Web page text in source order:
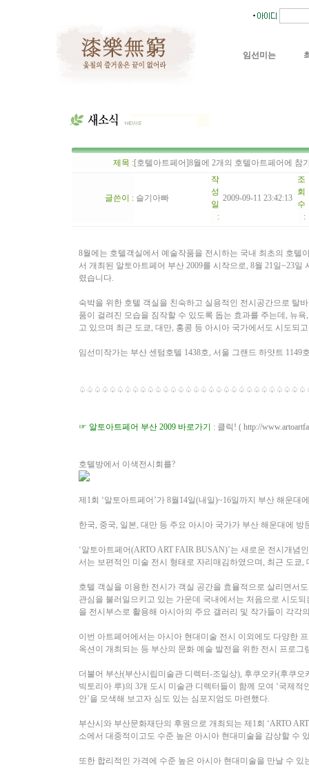
임선미는
제목 :[호텔아트페어]8월에 2개의 호텔아트페어에 참
글쓴이 : 슬기아빠
작
성
일
:
2009-09-11 23:42:13
조
회
수
:
8월에는 호텔객실에서 예술작품을 전시하는 국내 최초의 호텔
서 개최된 알토아트페어 부산 2009를 시작으로, 8월 21일~23
렸습니다.
숙박을 위한 호텔 객실을 친숙하고 실용적인 전시공간으로 탈
품이 걸려진 모습을 짐작할 수 있도록 돕는 효과를 주는데, 뉴
고 있으며 최근 도쿄, 대만, 홍콩 등 아시아 국가에서도 시도되
임선미작가는 부산 센텀호텔 1438호, 서울 그랜드 하얏트
☞ 알토아트페어 부산 2009 바로가기 : 클릭! ( http://
호텔방에서 이색전시회를?
제1회 ‘알토아트페어’가 8월14일(내일)~16일까지 부산 해운대
한국, 중국, 일본, 대만 등 주요 아시아 국가가 부산 해운대에
‘알토아트페어(ARTO ART FAIR BUSAN)’는 새로운 전시개
서는 보편적인 미술 전시 형태로 자리매김하였으며, 최근 도쿄
호텔 객실을 이용한 전시가 객실 공간을 효율적으로 살리면서
관심을 불러일으키고 있는 가운데 국내에서는 처음으로 시도
을 전시부스로 활용해 아시아의 주요 갤러리 및 작가들이 각각
이번 아트페어에서는 아시아 현대미술 전시 이외에도 다양한
옥션이 개최되는 등 부산의 문화 예술 발전을 위한 전시 프로
더불어 부산(부산시립미술관 디렉터-조일상), 후쿠오카(후쿠
빅토리아 루)의 3개 도시 미술관 디렉터들이 함께 모여 ‘국제
안’을 모색해 보고자 심도 있는 심포지엄도 마련했다.
부산시와 부산문화재단의 후원으로 개최되는 제1회 ‘ARTO
소에서 대중적이고도 수준 높은 아시아 현대미술을 감상할 수
또한 합리적인 가격에 수준 높은 아시아 현대미술을 만날 수